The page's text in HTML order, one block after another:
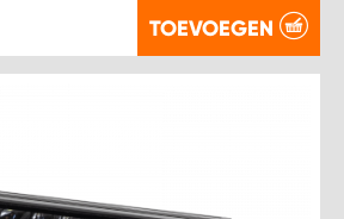
TOEVOEGEN
AAN DEN IJSSEL